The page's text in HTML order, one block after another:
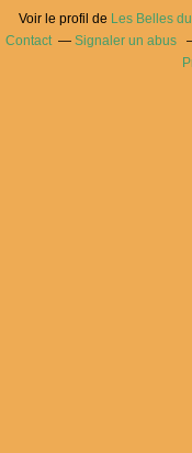
Voir le profil de Les Belles
Contact
Signaler un abus